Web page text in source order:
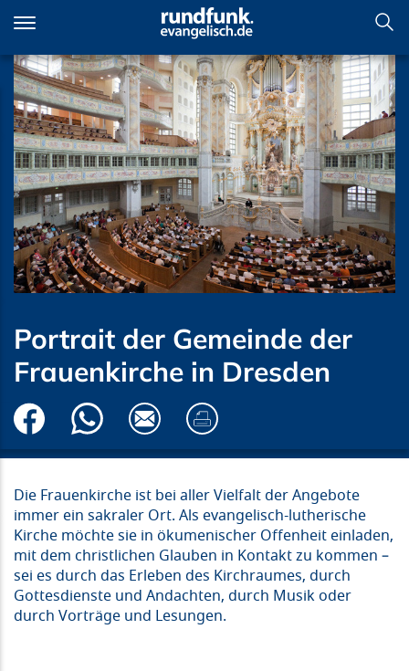
zum
Inhalt
Portrait der Gemeinde der
Frauenkirche in Dresden
Portrait der Gemeinde der
Frauenkirche in Dresden
Die Frauenkirche ist bei aller Vielfalt der Angebote
immer ein sakraler Ort. Als evangelisch-lutherische
Kirche möchte sie in ökumenischer Offenheit einladen,
mit dem christlichen Glauben in Kontakt zu kommen –
sei es durch das Erleben des Kirchraumes, durch
Gottesdienste und Andachten, durch Musik oder
durch Vorträge und Lesungen.